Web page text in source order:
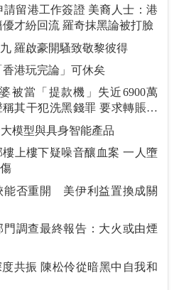
作簽證 美裔人士：港
涅槃時刻 外籍優才紛回流 羅奇抹黑論被打臉
《浪子心聲》響徹西九 羅啟豪開騷致敬黎彼得
籍專才踴躍回流 「香港玩完論」可休矣
犯洗黑錢罪 要求轉賬到
模型與具身智能產品
樓上樓下疑噪音釀血案 一人墮
能否重開 美伊利益置換成關
調查最終報告：大火或由煙
黑中自我和